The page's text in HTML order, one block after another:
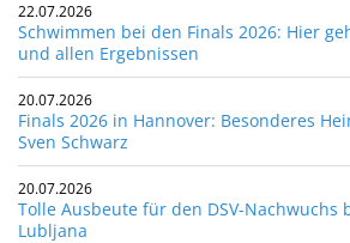
22.07.2026
Schwimmen bei den Finals 2026: Hier
und allen Ergebnissen
20.07.2026
Finals 2026 in Hannover: Besonderes
Sven Schwarz
20.07.2026
Tolle Ausbeute für den DSV-Nachwuchs
Lubljana